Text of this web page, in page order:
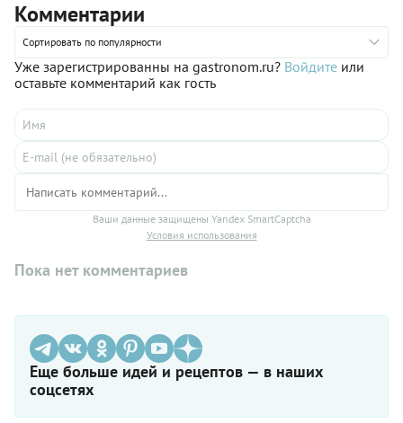
часто оттеняет изюм, орехи или немного пряностей.
Комментарии
Сортировать по популярности
Уже зарегистрированны на gastronom.ru? Войдите или
оставьте комментарий как гость
Ваши данные защищены Yandex SmartCaptcha
Условия использования
Пока нет комментариев
Еще больше идей и рецептов — в наших
соцсетях